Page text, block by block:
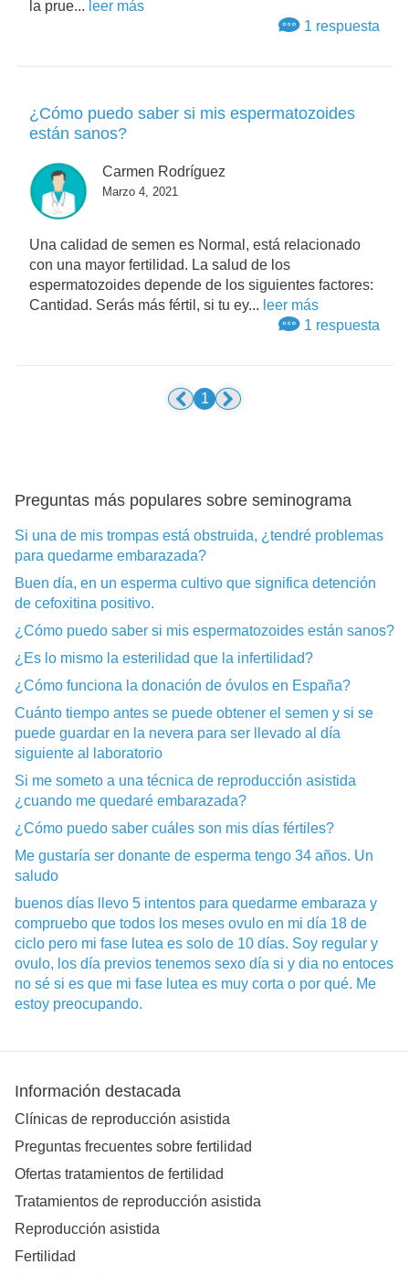
la prue... leer más
1 respuesta
¿Cómo puedo saber si mis espermatozoides
están sanos?
Carmen Rodríguez
Marzo 4, 2021
Una calidad de semen es Normal, está relacionado
con una mayor fertilidad. La salud de los
espermatozoides depende de los siguientes factores:
Cantidad. Serás más fértil, si tu ey... leer más
1 respuesta
1
Preguntas más populares sobre seminograma
Si una de mis trompas está obstruida, ¿tendré problemas
para quedarme embarazada?
Buen día, en un esperma cultivo que significa detención
de cefoxitina positivo.
¿Cómo puedo saber si mis espermatozoides están sanos?
¿Es lo mismo la esterilidad que la infertilidad?
¿Cómo funciona la donación de óvulos en España?
Cuánto tiempo antes se puede obtener el semen y si se
puede guardar en la nevera para ser llevado al día
siguiente al laboratorio
Si me someto a una técnica de reproducción asistida
¿cuando me quedaré embarazada?
¿Cómo puedo saber cuáles son mis días fértiles?
Me gustaría ser donante de esperma tengo 34 años. Un
saludo
buenos días llevo 5 intentos para quedarme embaraza y
compruebo que todos los meses ovulo en mi día 18 de
ciclo pero mi fase lutea es solo de 10 días. Soy regular y
ovulo, los día previos tenemos sexo día si y dia no entoces
no sé si es que mi fase lutea es muy corta o por qué. Me
estoy preocupando.
Información destacada
Clínicas de reproducción asistida
Preguntas frecuentes sobre fertilidad
Ofertas tratamientos de fertilidad
Tratamientos de reproducción asistida
Reproducción asistida
Fertilidad